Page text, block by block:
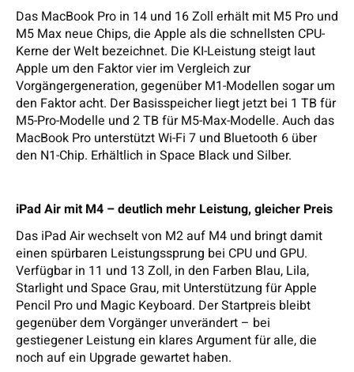
Das MacBook Pro in 14 und 16 Zoll erhält mit M5 Pro und
M5 Max neue Chips, die Apple als die schnellsten CPU-
Kerne der Welt bezeichnet. Die KI-Leistung steigt laut
Apple um den Faktor vier im Vergleich zur
Vorgängergeneration, gegenüber M1-Modellen sogar um
den Faktor acht. Der Basisspeicher liegt jetzt bei 1 TB für
M5-Pro-Modelle und 2 TB für M5-Max-Modelle. Auch das
MacBook Pro unterstützt Wi-Fi 7 und Bluetooth 6 über
den N1-Chip. Erhältlich in Space Black und Silber.
iPad Air mit M4 – deutlich mehr Leistung, gleicher Preis
Das iPad Air wechselt von M2 auf M4 und bringt damit
einen spürbaren Leistungssprung bei CPU und GPU.
Verfügbar in 11 und 13 Zoll, in den Farben Blau, Lila,
Starlight und Space Grau, mit Unterstützung für Apple
Pencil Pro und Magic Keyboard. Der Startpreis bleibt
gegenüber dem Vorgänger unverändert – bei
gestiegener Leistung ein klares Argument für alle, die
noch auf ein Upgrade gewartet haben.